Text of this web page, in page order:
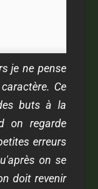
je ne pense
Ce
buts à la
on regarde
erreurs
on se
doit revenir